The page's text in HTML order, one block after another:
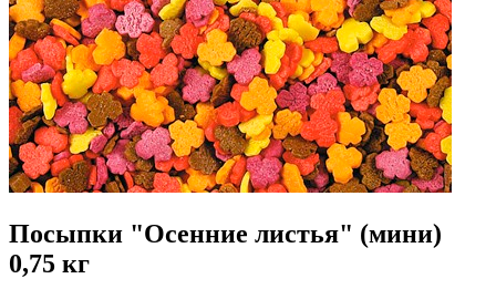
Посыпки "Осенние листья" (мини)
0,75 кг